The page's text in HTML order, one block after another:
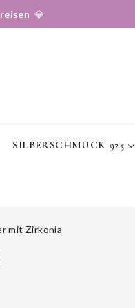
💎
SILBERSCHMUCK 925
mit Zirkonia